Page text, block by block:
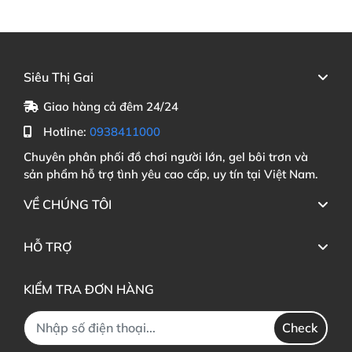
Siêu Thị Gai
Giao hàng cả đêm 24/24
Hotline: 0938411000
Chuyên phân phối đồ chơi người lớn, gel bôi trơn và
sản phẩm hỗ trợ tình yêu cao cấp, uy tín tại Việt Nam.
VỀ CHÚNG TÔI
HỖ TRỢ
KIỂM TRA ĐƠN HÀNG
Check